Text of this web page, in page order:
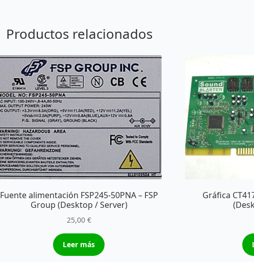
Productos relacionados
Fuente alimentación FSP245-50PNA – FSP
Group (Desktop / Server)
25,00 €
Leer más
Gráfica